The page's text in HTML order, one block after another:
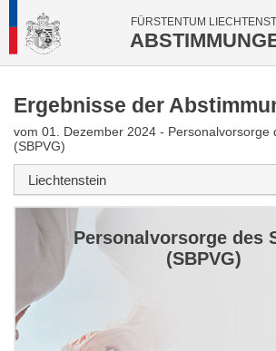
FÜRSTENTUM
Ergebnisse der
vom 01. Dezember 2024 - Personalvorsorge
(SBPVG)
Personalvorsorge des
(SBPVG)